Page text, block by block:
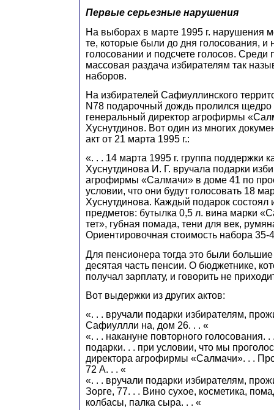
Первые серьезные нарушения
На выборах в марте 1995 г. нарушения
те, которые были до дня голосования, и
голосовании и подсчете голосов.
массовая раздача избирателям так
наборов.
На избирателей Сафиуллинского
N78 подарочный дождь пролился щедро
генеральный директор агрофирмы
Хуснутдинов. Вот один из многих
акт от 21 марта 1995 г.:
«. . . 14 марта 1995 г. группа поддержки
Хуснутдинова И. Г. вручала подарки
агрофирмы «Салмачи» в доме 41 по
условии, что они будут голосовать 18
Хуснутдинова. Каждый подарок состоял
предметов: бутылка 0,5 л. вина марки
тет», губная помада, тени для век,
Ориентировочная стоимость набора 35-
Для пенсионера тогда это были
десятая часть пенсии. О бюджетнике,
получал зарплату, и говорить не
Вот выдержки из других актов:
«. . . вручали подарки избирателям,
Сафиуллли на, дом 26. . . «
«. . . накануне повторного голосования. .
подарки. . . при условии, что мы
директора агрофирмы «Салмачи». . .
72 А. . . «
«. . . вручали подарки избирателям,
Зорге, 77. . . Вино сухое, косметика,
колбасы, палка сыра. . . «